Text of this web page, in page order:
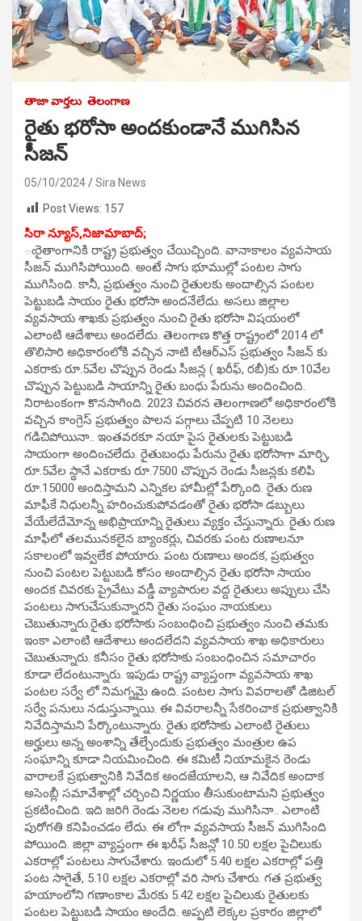
తాజా వార్తలు తెలంగాణ
రైతు భరోసా అందకుండానే ముగిసిన
సీజన్
05/10/2024
Sira News
Post Views: 157
సిరా న్యూస్,నిజామాబాద్;
ఁరైతాంగానికి రాష్ట్ర ప్రభుత్వం చేయిచ్చింది. వానాకాలం వ్యవసాయ
సీజన్ ముగిసిపోయింది. అంటే సాగు భూముల్లో పంటల సాగు
ముగిసింది. కానీ, ప్రభుత్వం నుంచి రైతులకు అందాల్సిన పంటల
పెట్టుబడి సాయం రైతు భరోసా అందనేలేదు. అసలు జిల్లాల
వ్యవసాయ శాఖకు ప్రభుత్వం నుంచి రైతు భరోసా విషయంలో
ఎలాంటి ఆదేశాలు అందలేదు. తెలంగాణ కొత్త రాష్ట్రంలో 2014 లో
తొలిసారి అధికారంలోకి వచ్చిన నాటి టీఆర్ఎస్ ప్రభుత్వం సీజన్ కు
ఎకరాకు రూ.5వేల చొప్పున రెండు సీజన్ల ( ఖరీఫ్, రబీ)కు రూ.10వేల
చొప్పున పెట్టుబడి సాయాన్ని రైతు బంధు పేరును అందించింది.
నిరాటంకంగా కొనసాగింది. 2023 చివరన తెలంగాణలో అధికారంలోకి
వచ్చిన కాంగ్రెస్ ప్రభుత్వం పాలన పగ్గాలు చేప్పటి 10 నెలలు
గడిచిపోయినా.. ఇంతవరకూ నయా పైస రైతులకు పెట్టుబడి
సాయంగా అందించలేదు. రైతుబంధు పేరును రైతు భరోసాగా మార్చి,
రూ.5వేల స్థానే ఎకరాకు రూ.7500 చొప్పున రెండు సీజన్లకు కలిపి
రూ.15000 అందిస్తామని ఎన్నికల హామీల్లో పేర్కొంది. రైతు రుణ
మాఫీకే నిధులన్నీ హరించుకుపోవడంతో రైతు భరోసా డబ్బులు
వేయేలేదేమోన్న అభిప్రాయాన్ని రైతులు వ్యక్తం చేస్తున్నారు. రైతు రుణ
మాఫీలో తలమునకలైన బ్యాంకర్లు, చివరకు పంట రుణాలనూ
సకాలంలో ఇవ్వలేక పోయారు. పంట రుణాలు అందక, ప్రభుత్వం
నుంచి పంటల పెట్టుబడి కోసం అందాల్సిన రైతు భరోసా సాయం
అందక చివరకు ప్రైవేటు వడ్డీ వ్యాపారుల వద్ద రైతులు అప్పులు చేసి
పంటలు సాగుచేసుకున్నారని రైతు సంఘం నాయకులు
చెబుతున్నారు.రైతు భరోసాకు సంబంధించి ప్రభుత్వం నుంచి తమకు
ఇంకా ఎలాంటి ఆదేశాలు అందలేదని వ్యవసాయ శాఖ అధికారులు
చెబుతున్నారు. కనీసం రైతు భరోసాకు సంబంధించిన సమాచారం
కూడా లేదంటున్నారు. ఇపుడు రాష్ట్ర వ్యాప్తంగా వ్యవసాయ శాఖ
పంటల సర్వే లో నిమగ్నమై ఉంది. పంటల సాగు వివరాలతో డిజిటల్
సర్వే పనులు నడుస్తున్నాయి. ఈ వివరాలన్నీ సేకరించాక ప్రభుత్వానికి
నివేదిస్తామని పేర్కొంటున్నారు. రైతు భరోసాకు ఎలాంటి రైతులు
అర్హులు అన్న అంశాన్ని తేల్చేందుకు ప్రభుత్వం మంత్రుల ఉప
సంఘాన్ని కూడా నియమించింది. ఈ కమిటీ నియామకైన రెండు
వారాలకే ప్రభుత్వానికి నివేదిక అందజేయాలని, ఆ నివేదిక అందాక
అసెంబ్లీ సమావేశాల్లో చర్చించి నిర్ణయం తీసుకుంటామని ప్రభుత్వం
ప్రకటించింది. ఇది జరిగి రెండు నెలల గడువు ముగిసినా.. ఎలాంటి
పురోగతి కనిపించడం లేదు. ఈ లోగా వ్యవసాయ సీజన్ ముగిసింది
పోయింది. జిల్లా వ్యాప్తంగా ఈ ఖరీఫ్ సీజన్లో 10.50 లక్షల పైచిలుకు
ఎకరాల్లో పంటలు సాగుచేశారు. ఇందులో 5.40 లక్షల ఎకరాల్లో పత్తి
పంట సాగైతే, 5.10 లక్షల ఎకరాల్లో వరి సాగు చేశారు. గత ప్రభుత్వ
హయాంలోని గణాంకాల మేరకు 5.42 లక్షల పైచిలుకు రైతులకు
పంటల పెట్టుబడి సాయం అందేది. అప్పటి లెక్కల ప్రకారం జిల్లాలో